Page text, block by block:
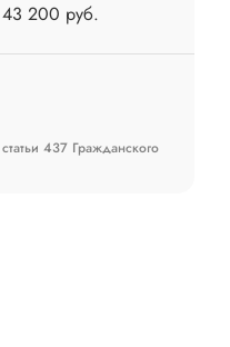
43 200 руб.
437 Гражданского